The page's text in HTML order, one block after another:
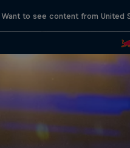
Want to see content from United